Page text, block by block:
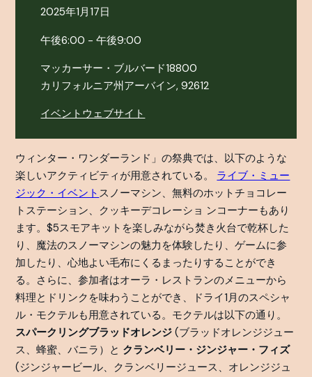
2025年1月17日
午後6:00 - 午後9:00
マッカーサー・ブルバード18800
カリフォルニア州アーバイン, 92612
イベントウェブサイト
ウィンター・ワンダーランド」の祭典では、以下のような
楽しいアクティビティが用意されている。 ライブ・ミュー
ジック・イベント スノーマシン、無料のホットチョコレー
トステーション、クッキーデコレーショ ンコーナーもあり
ます。$5スモアキットを楽しみながら焚き火台で乾杯した
り、魔法のスノーマシンの魅力を体験したり、ゲームに参
加したり、心地よい毛布にくるまったりすることができ
る。さらに、参加者はオーラ・レストランのメニューから
料理とドリンクを味わうことができ、ドライ1月のスペシャ
ル・モクテルも用意されている。モクテルは以下の通り。
スパークリングブラッドオレンジ(ブラッドオレンジジュー
ス、蜂蜜、バニラ）と クランベリー・ジンジャー・フィズ
(ジンジャービール、クランベリージュース、オレンジジュ